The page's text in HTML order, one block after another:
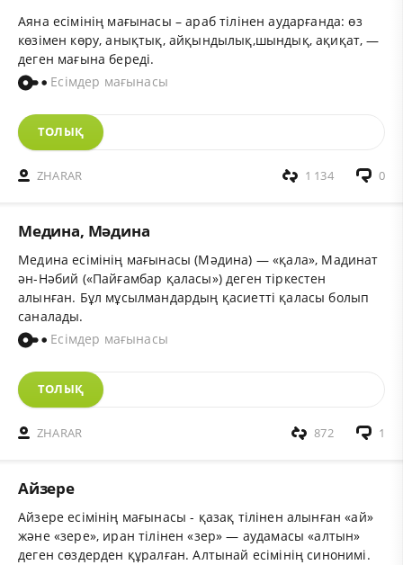
Аяна есімінің мағынасы – араб тілінен аударғанда: өз
көзімен көру, анықтық, айқындылық,шындық, ақиқат, —
деген мағына береді.
Есімдер мағынасы
ТОЛЫҚ
ZHARAR 0
1 134
Медина, Мәдина
Медина есімінің мағынасы (Мәдина) — «қала», Мадинат
ән-Нәбий («Пайғамбар қаласы») деген тіркестен
алынған. Бұл мұсылмандардың қасиетті қаласы болып
саналады.
Есімдер мағынасы
ТОЛЫҚ
ZHARAR 1
872
Айзере
Айзере есімінің мағынасы - қазақ тілінен алынған «ай»
және «зере», иран тілінен «зер» — аудамасы «алтын»
деген сөздерден құралған. Алтынай есімінің синонимі.